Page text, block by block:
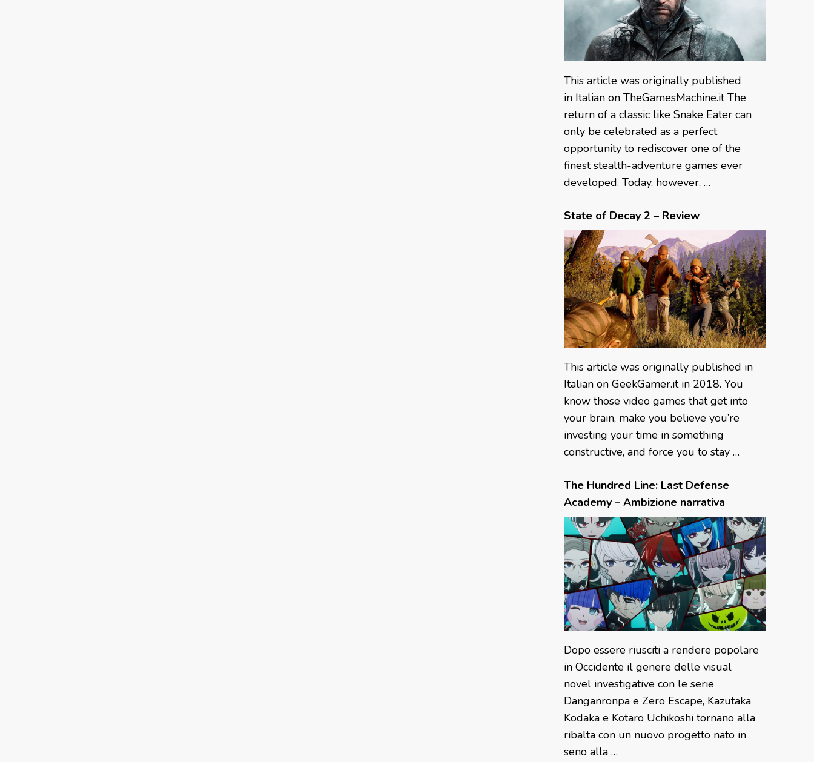
This article was originally published
in Italian on TheGamesMachine.it The
return of a classic like Snake Eater can
only be celebrated as a perfect
opportunity to rediscover one of the
finest stealth-adventure games ever
developed. Today, however, …
State of Decay 2 – Review
This article was originally published in
Italian on GeekGamer.it in 2018. You
know those video games that get into
your brain, make you believe you’re
investing your time in something
constructive, and force you to stay …
The Hundred Line: Last Defense
Academy – Ambizione narrativa
Dopo essere riusciti a rendere popolare
in Occidente il genere delle visual
novel investigative con le serie
Danganronpa e Zero Escape, Kazutaka
Kodaka e Kotaro Uchikoshi tornano alla
ribalta con un nuovo progetto nato in
seno alla …